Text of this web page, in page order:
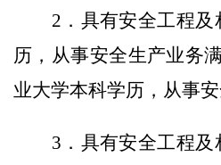
2 ． 具有安全工程及
历，从事安全生产业务满
业大学本科学历，从事
3 ． 具有安全工程及